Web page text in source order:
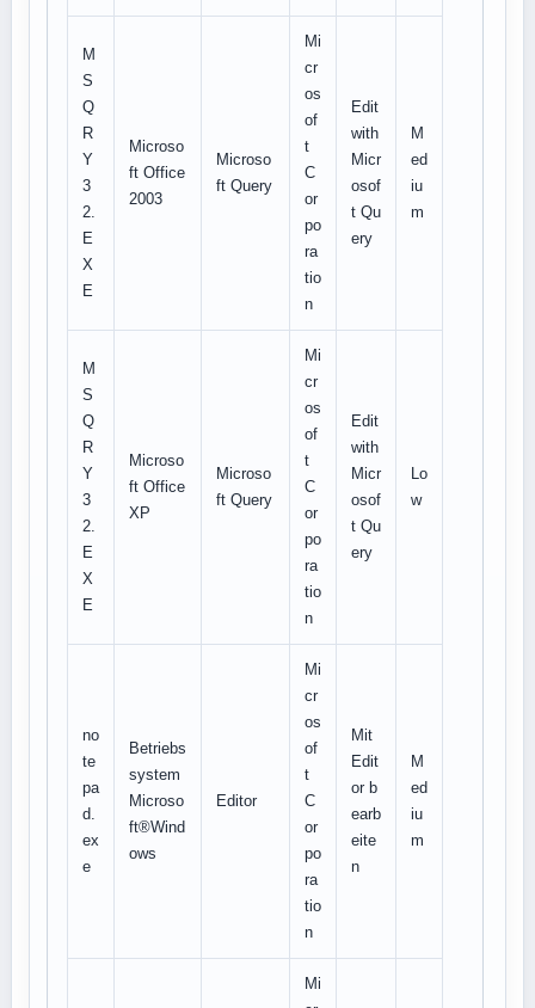
M
S
Q
R
Y
3
2.
E
X
E
Microso
ft Office
2003
Microso
ft Query
Mi
cr
os
of
t
C
or
po
ra
tio
n
Edit
with
Micr
osof
t Qu
ery
M
ed
iu
m
M
S
Q
R
Y
3
2.
E
X
E
Microso
ft Office
XP
Microso
ft Query
Mi
cr
os
of
t
C
or
po
ra
tio
n
Edit
with
Micr
osof
t Qu
ery
Lo
w
no
te
pa
d.
ex
e
Betriebs
system
Microso
ft®Wind
ows
Editor
Mi
cr
os
of
t
C
or
po
ra
tio
n
Mit
Edit
or b
earb
eite
n
M
ed
iu
m
Mi